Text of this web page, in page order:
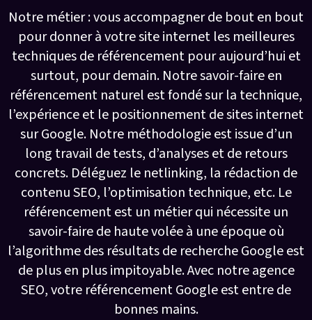
Notre métier : vous accompagner de bout en bout
pour donner à votre site internet les meilleures
techniques de référencement pour aujourd’hui et
surtout, pour demain. Notre savoir-faire en
référencement naturel est fondé sur la technique,
l’expérience et le positionnement de sites internet
sur Google. Notre méthodologie est issue d’un
long travail de tests, d’analyses et de retours
concrets. Déléguez le netlinking, la rédaction de
contenu SEO, l’optimisation technique, etc. Le
référencement est un métier qui nécessite un
savoir-faire de haute volée à une époque où
l’algorithme des résultats de recherche Google est
de plus en plus impitoyable. Avec notre agence
SEO, votre référencement Google est entre de
bonnes mains.